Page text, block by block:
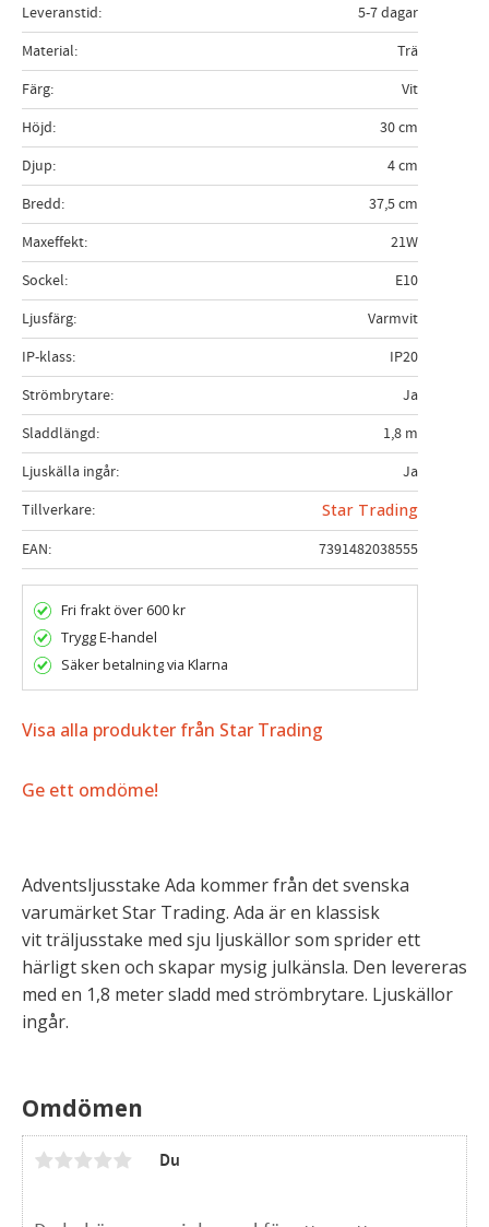
Leveranstid
5-7 dagar
Material
Trä
Färg
Vit
Höjd
30 cm
Djup
4 cm
Bredd
37,5 cm
Maxeffekt
21W
Sockel
E10
Ljusfärg
Varmvit
IP-klass
IP20
Strömbrytare
Ja
Sladdlängd
1,8 m
Ljuskälla ingår
Ja
Tillverkare
Star Trading
EAN
7391482038555
Fri frakt över 600 kr
Trygg E-handel
Säker betalning via Klarna
Visa alla produkter från Star Trading
Ge ett omdöme!
Adventsljusstake Ada kommer från det svenska
varumärket Star Trading. Ada är en klassisk
vit träljusstake med sju ljuskällor som sprider ett
härligt sken och skapar mysig julkänsla. Den levereras
med en 1,8 meter sladd med strömbrytare. Ljuskällor
ingår.
Omdömen
Du